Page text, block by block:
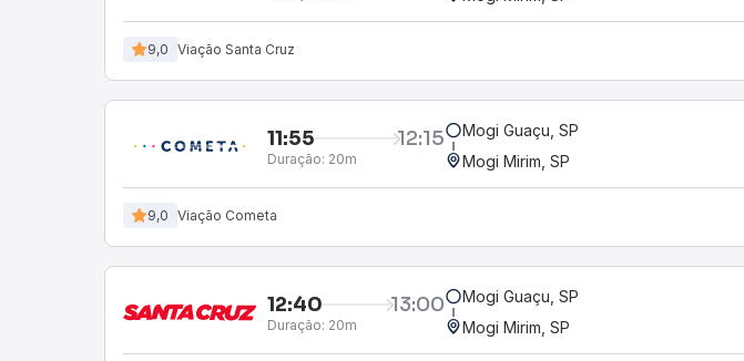
9,0 Viação Santa Cruz
11:55 12:15
Duração: 20m
Mogi Guaçu, SP
Mogi Mirim, SP
9,0 Viação Cometa
12:40 13:00
Duração: 20m
Mogi Guaçu, SP
Mogi Mirim, SP